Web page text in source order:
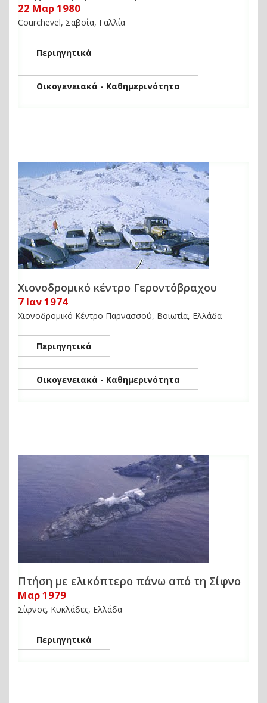
22 Μαρ 1980
Courchevel, Σαβοΐα, Γαλλία
Περιηγητικά
Οικογενειακά - Καθημερινότητα
Χιονοδρομικό κέντρο Γεροντόβραχου
7 Ιαν 1974
Χιονοδρομικό Κέντρο Παρνασσού, Βοιωτία, Ελλάδα
Περιηγητικά
Οικογενειακά - Καθημερινότητα
Πτήση με ελικόπτερο πάνω από τη Σίφνο
Μαρ 1979
Σίφνος, Κυκλάδες, Ελλάδα
Περιηγητικά